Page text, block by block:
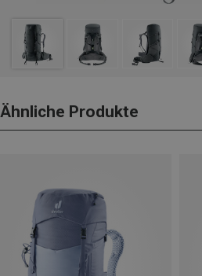
Ähnliche Produkte